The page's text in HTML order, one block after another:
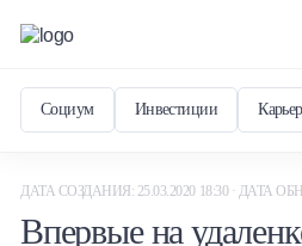
Социум Инвестиции
ДАТА СОЗДАНИЯ: 25.03.2020 18:30 · ДАТА
Впервые на